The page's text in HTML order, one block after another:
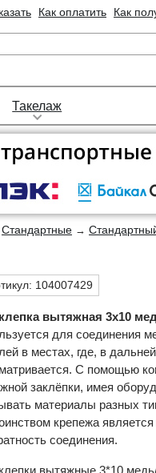
Как оплатить Как
Такелаж
Стандартные →
104007429
вытяжная 3х10
для соединения
в местах, где, в
С помощью
заклёпки, имея
материалы разных
крепежа
соединения.
вытяжные 3*10